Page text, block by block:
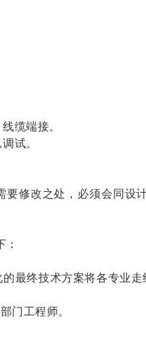
缆端接。
试。
修改之处，必须会同设
最终技术方案将各专业
门工程师。